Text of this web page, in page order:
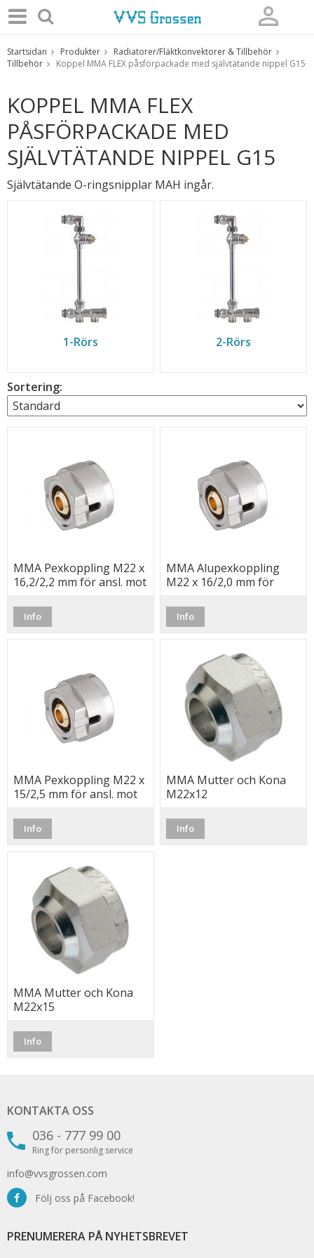
Produkten har blivit tillagd i varukorgen
Startsidan Produkter
Radiatorer/Fläktkonvektorer & Tillbehör
Tillbehör
Koppel MMA FLEX påsförpackade med självtätande nippel G15
KOPPEL MMA FLEX
PÅSFÖRPACKADE MED
SJÄLVTÄTANDE NIPPEL G15
Självtätande O-ringsnipplar MAH ingår.
1-Rörs 2-Rörs
Sortering:
MMA Pexkoppling M22 x
16,2/2,2 mm för ansl. mot
Info
MMA Alupexkoppling
M22 x 16/2,0 mm för
Monoblocco
Info
MMA Pexkoppling M22 x
15/2,5 mm för ansl. mot
Info
MMA Mutter och Kona
M22x12
Info
MMA Mutter och Kona
M22x15
Info
KONTAKTA OSS
036 - 777 99 00
Ring för personlig service
info@vvsgrossen.com
Följ oss på Facebook!
PRENUMERERA PÅ NYHETSBREVET